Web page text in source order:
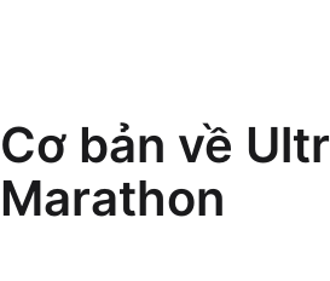
Cơ bản về
Marathon